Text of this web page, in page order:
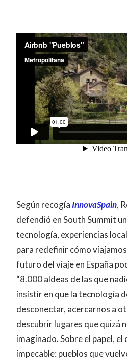
Según recogía InnovaSpain,
defendió en South Summit
tecnología, experiencias
para redefinir cómo
futuro del viaje en España
“8.000 aldeas de las que
insistir en que la tecnología
desconectar, acercarnos a
descubrir lugares que quizá
imaginado. Sobre el papel, el
impecable: pueblos que